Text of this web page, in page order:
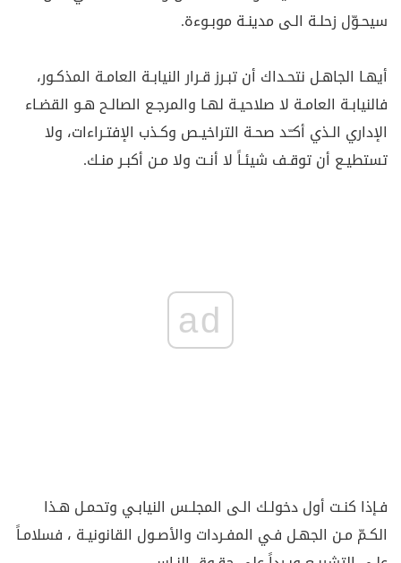
سيحـوّل زحلـة الـى مدينـة موبـوءة.
أيهـا الجاهـل نتحـداك أن تبـرز قـرار النيابـة العامـة المذكـور،
فالنيابـة العامـة لا صلاحيـة لهـا والمرجـع الصالـح هـو القضـاء
الإداري الـذي أكـّـد صحـة التراخيـص وكـذب الإفتـراءات، ولا
تستطيـع أن توقـف شيئـاً لا أنـت ولا مـن أكبـر منـك.
ad
فـإذا كنـت أول دخولـك الـى المجلـس النيابـي وتحمـل هـذا
الكـمّ مـن الجهـل فـي المفـردات والأصـول القانونيـة ، فسلامـاً